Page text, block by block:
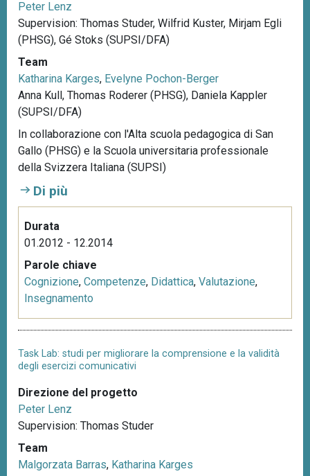
Peter Lenz
Supervision: Thomas Studer, Wilfrid Kuster, Mirjam Egli
(PHSG), Gé Stoks (SUPSI/DFA)
Team
Katharina Karges, Evelyne Pochon-Berger
Anna Kull, Thomas Roderer (PHSG), Daniela Kappler
(SUPSI/DFA)
In collaborazione con l'Alta scuola pedagogica di San
Gallo (PHSG) e la Scuola universitaria professionale
della Svizzera Italiana (SUPSI)
Di più
Durata
01.2012 - 12.2014
Parole chiave
Cognizione, Competenze, Didattica, Valutazione,
Insegnamento
Task Lab: studi per migliorare la comprensione e la validità
degli esercizi comunicativi
Direzione del progetto
Peter Lenz
Supervision: Thomas Studer
Team
Malgorzata Barras, Katharina Karges